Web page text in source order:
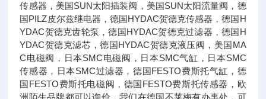
传感器，美国SUN太阳插装阀，美国SUN太阳流量阀，德
国PILZ皮尔兹继电器，德国HYDAC贺德克传感器，德国H
YDAC贺德克齿轮泵，德国HYDAC贺德克过滤器，德国H
YDAC贺德克滤芯，德国HYDAC贺德克液压阀，美国MA
C电磁阀，日本SMC电磁阀，日本SMC气缸，日本SMC
传感器，日本SMC过滤器，德国FESTO费斯托气缸，德
国FESTO费斯托电磁阀，德国FESTO费斯托传感器，欧
洲陌生品牌都可以询价，我们在德国不莱梅有办事处，可